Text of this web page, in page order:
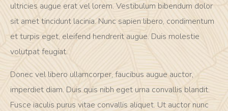
ultricies augue erat vel lorem. Vestibulum bibendum dolor
sit amet tincidunt lacinia. Nunc sapien libero, condimentum
et turpis eget, eleifend hendrerit augue. Duis molestie
volutpat feugiat.
Donec vel libero ullamcorper, faucibus augue auctor,
imperdiet diam. Duis quis nibh eget urna convallis blandit.
Fusce iaculis purus vitae convallis aliquet. Ut auctor nunc